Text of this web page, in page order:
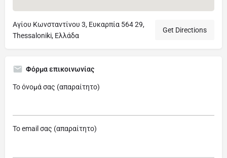
Αγίου Κωνσταντίνου 3, Ευκαρπία 564 29,
Thessaloniki, Ελλάδα
Get Directions
Φόρμα επικοινωνίας
Το όνομά σας (απαραίτητο)
Το email σας (απαραίτητο)